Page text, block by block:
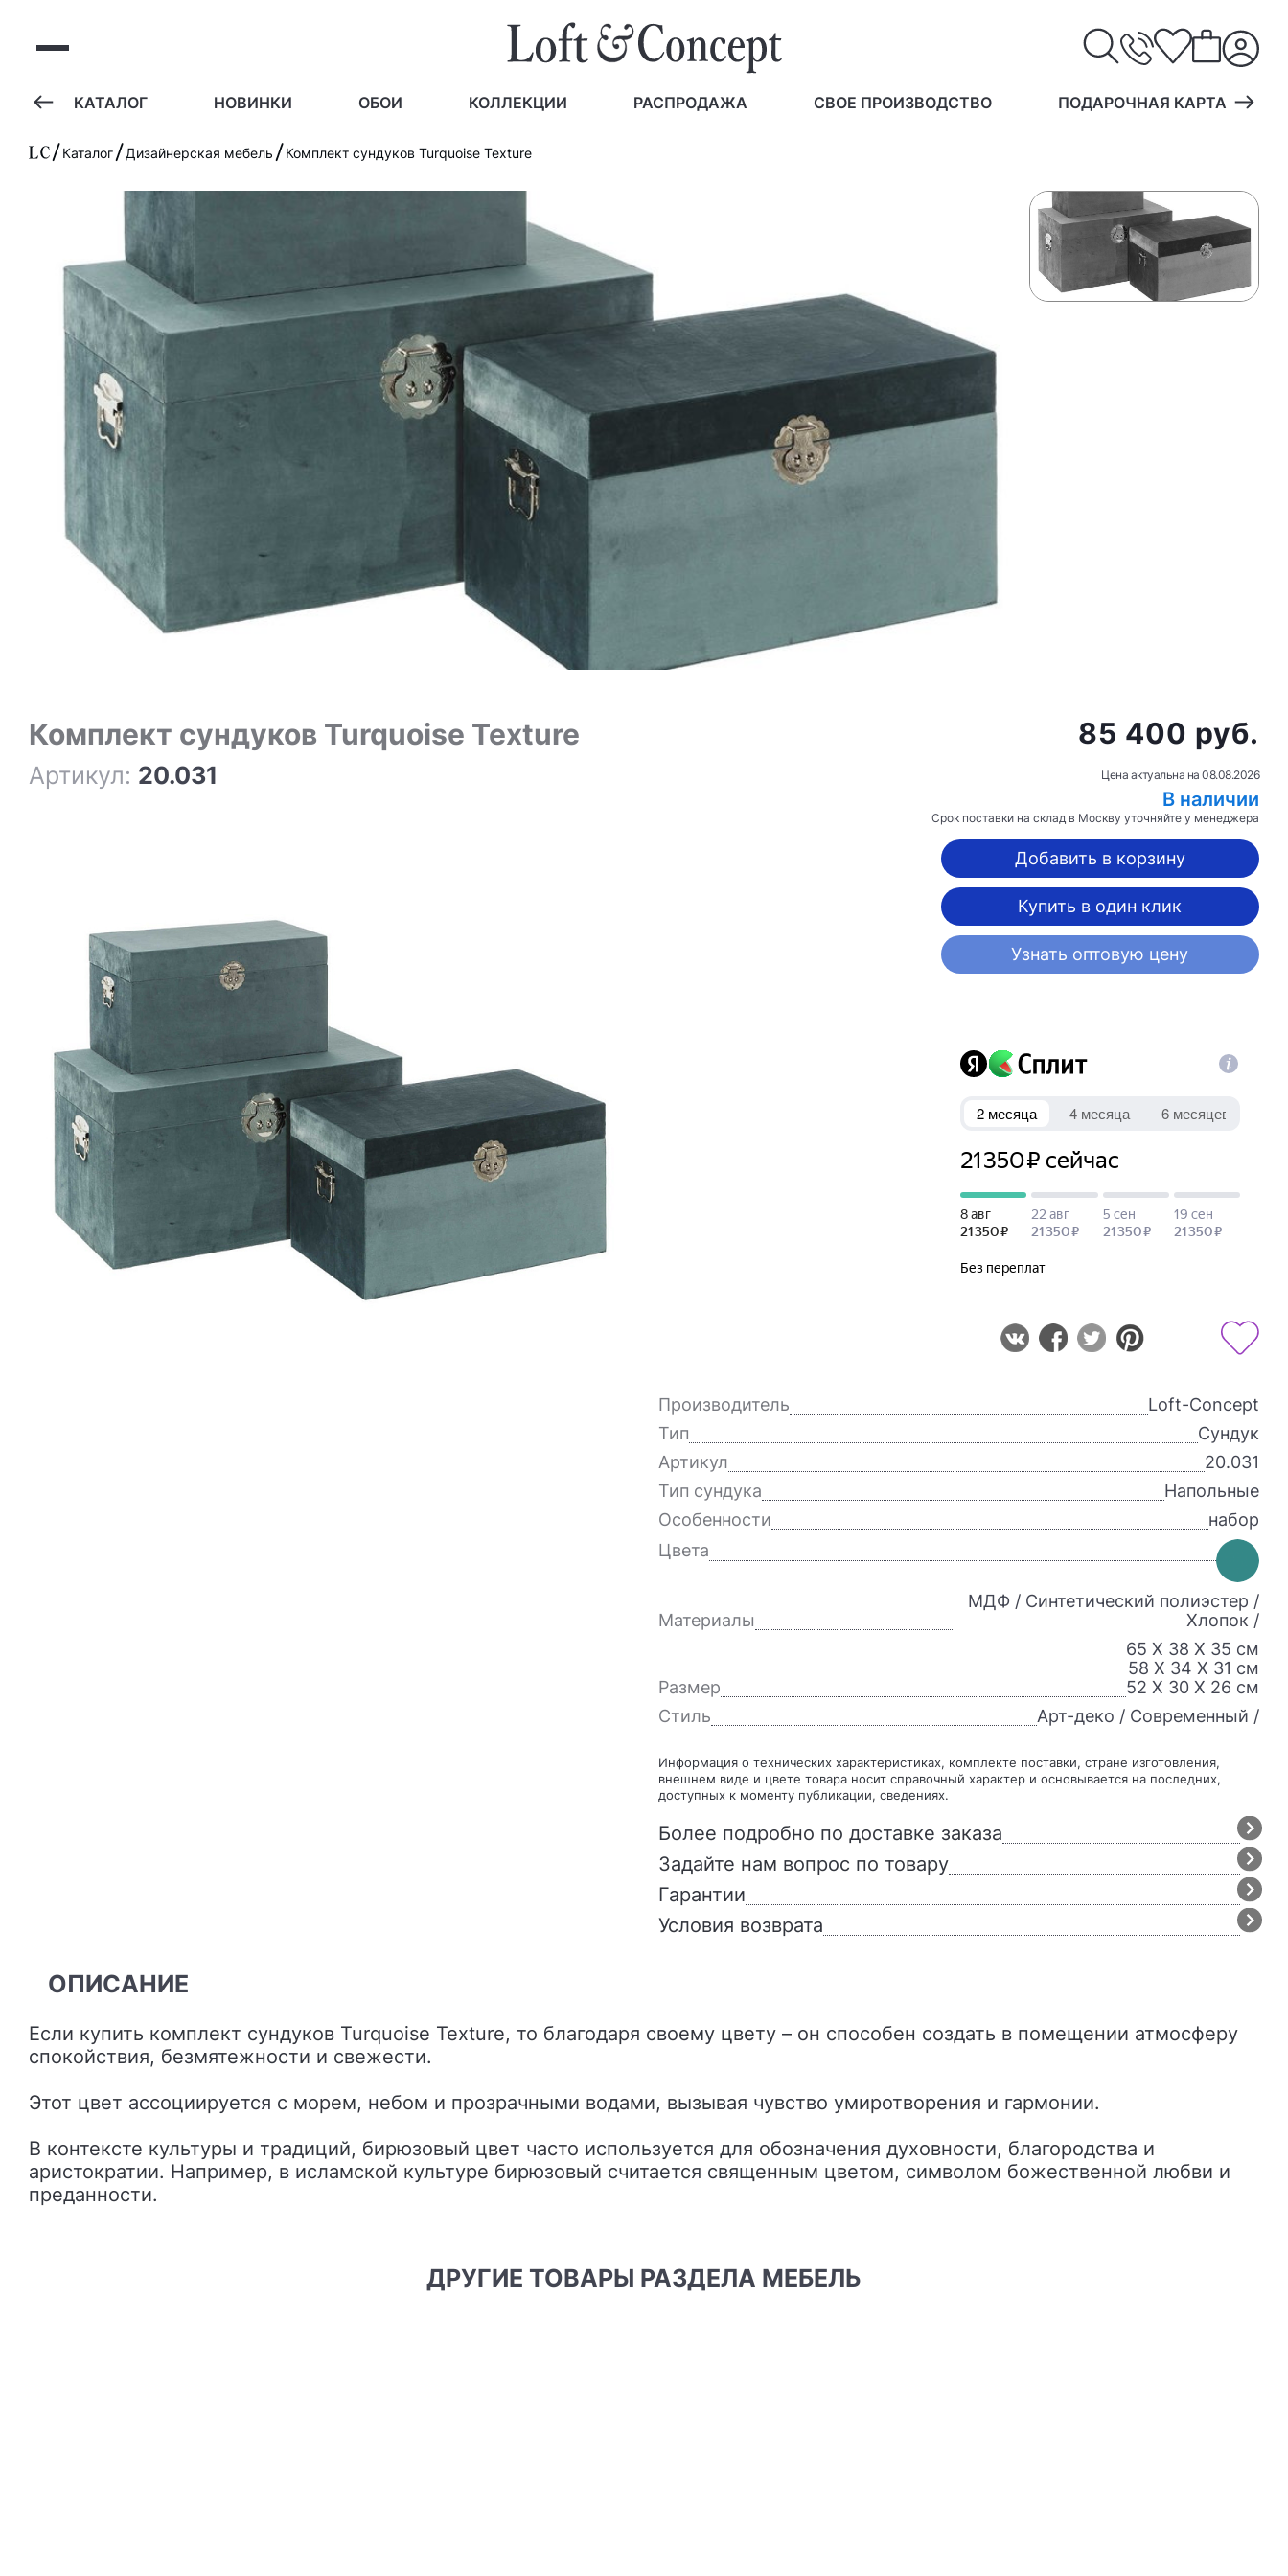
КАТАЛОГ НОВИНКИ ОБОИ КОЛЛЕКЦИИ РАСПРОДАЖА СВОЕ ПРОИЗВОДСТВО ПОДАРОЧНАЯ КАРТА
Каталог Дизайнерская мебель Комплект сундуков Turquoise Texture
Комплект сундуков Turquoise Texture
Артикул: 20.031
85 400 руб.
Цена актуальна на 08.08.2026
В наличии
Срок поставки на склад в Москву уточняйте у менеджера
Добавить в корзину
Купить в один клик
Узнать оптовую цену
Производитель
Loft-Concept
Тип
Сундук
Артикул
20.031
Тип сундука
Напольные
Особенности
набор
Цвета
Материалы
МДФ / Синтетический полиэстер /
Хлопок /
Размер
65 X 38 X 35 см
58 Х 34 Х 31 см
52 Х 30 Х 26 см
Стиль
Арт-деко / Современный /
Информация о технических характеристиках, комплекте поставки, стране изготовления,
внешнем виде и цвете товара носит справочный характер и основывается на последних,
доступных к моменту публикации, сведениях.
Более подробно по доставке заказа
Задайте нам вопрос по товару
Гарантии
Условия возврата
ОПИСАНИЕ
Если купить комплект сундуков Turquoise Texture, то благодаря своему цвету – он способен создать в помещении атмосферу
спокойствия, безмятежности и свежести.
Этот цвет ассоциируется с морем, небом и прозрачными водами, вызывая чувство умиротворения и гармонии.
В контексте культуры и традиций, бирюзовый цвет часто используется для обозначения духовности, благородства и
аристократии. Например, в исламской культуре бирюзовый считается священным цветом, символом божественной любви и
преданности.
ДРУГИЕ ТОВАРЫ РАЗДЕЛА МЕБЕЛЬ